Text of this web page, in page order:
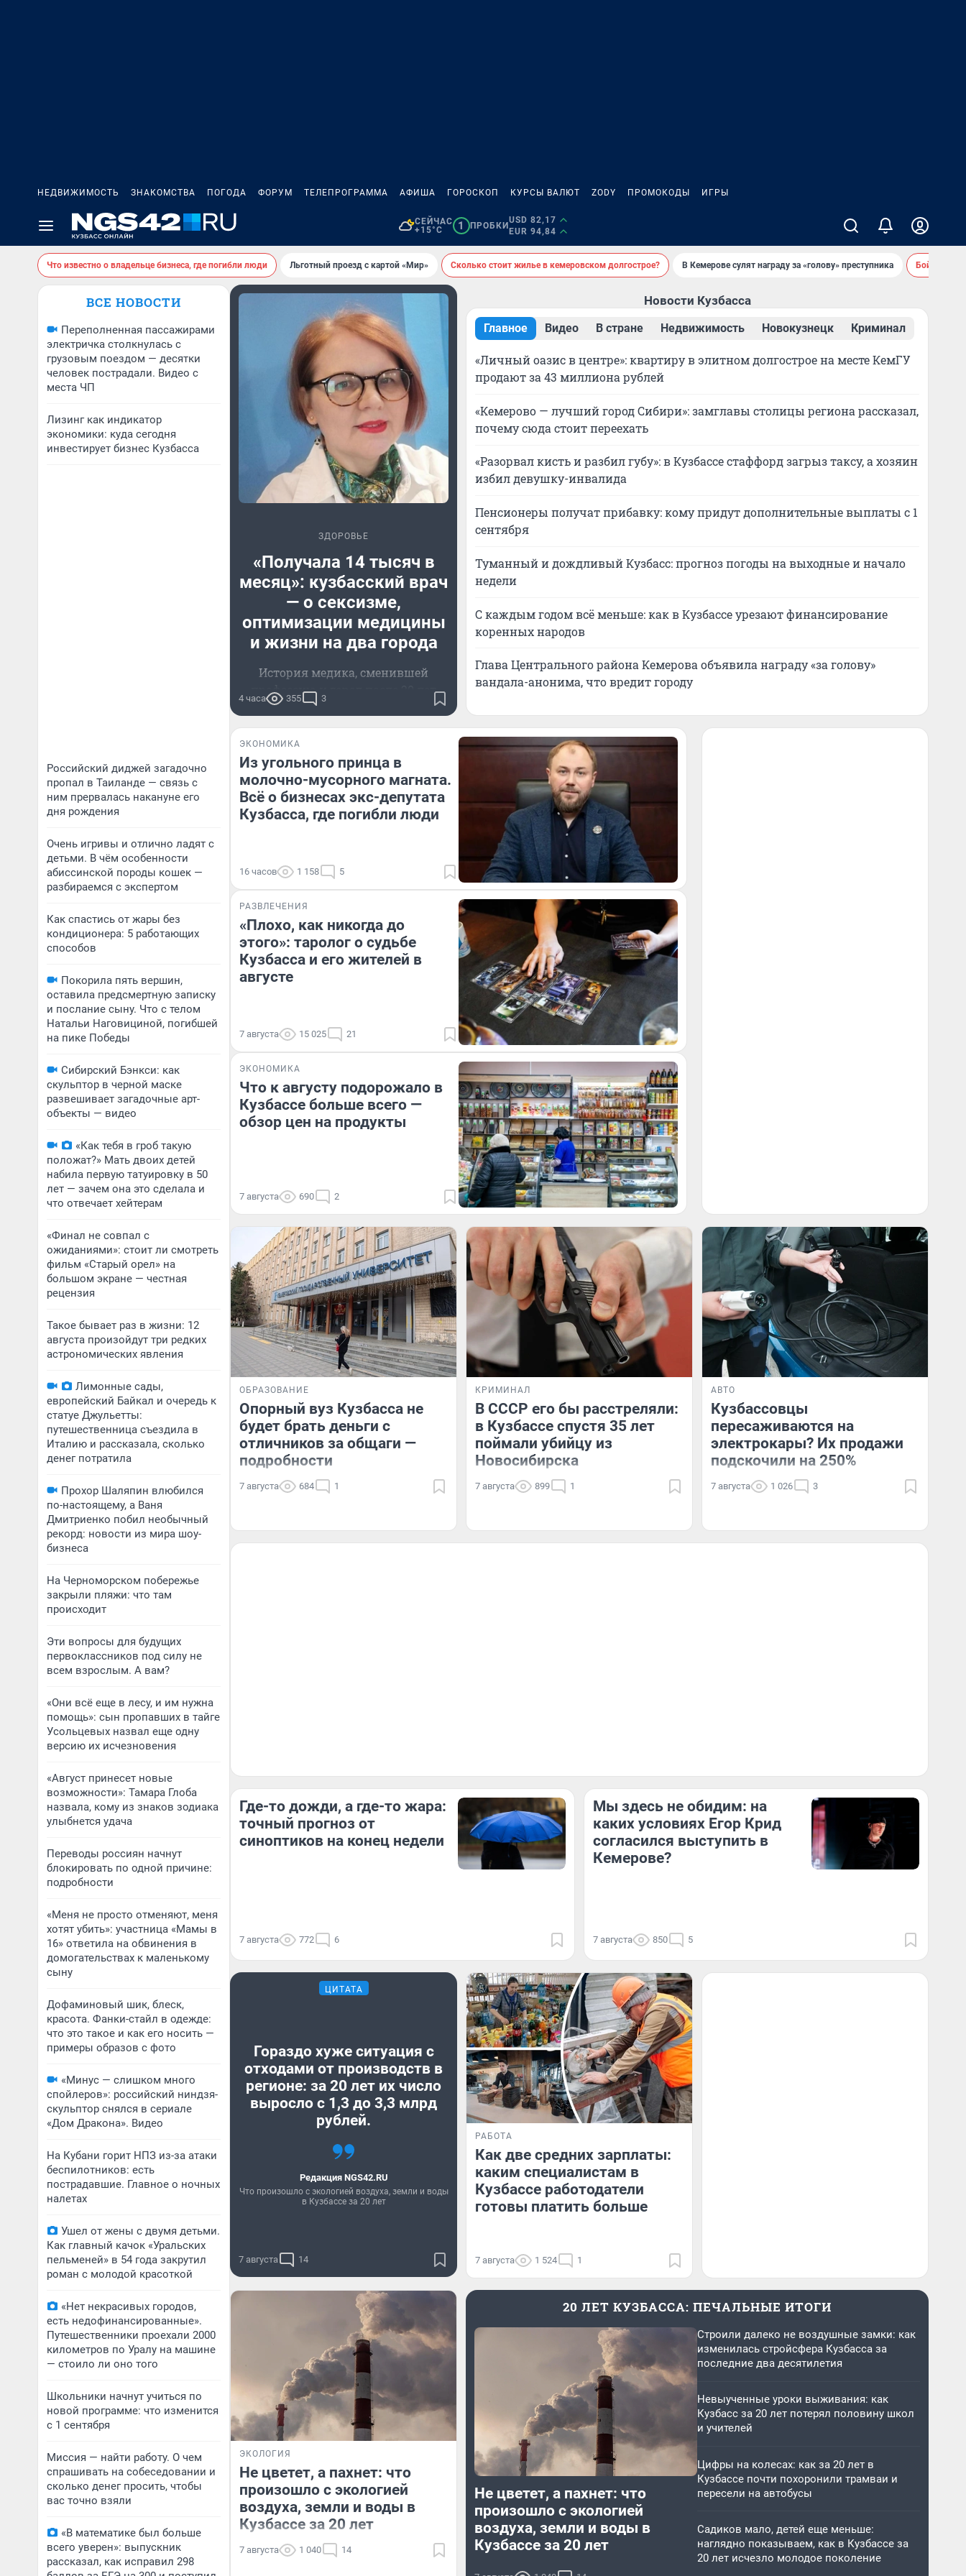
НЕДВИЖИМОСТЬ ЗНАКОМСТВА ПОГОДА ФОРУМ ТЕЛЕПРОГРАММА АФИША ГОРОСКОП КУРСЫ ВАЛЮТ ZODY ПРОМОКОДЫ ИГРЫ
СЕЙЧАС
+15°C
1 ПРОБКИ
USD 82,17
EUR 94,84
Что известно о владельце бизнеса, где погибли люди Льготный проезд с картой «Мир» Сколько стоит жилье в кемеровском долгострое? В Кемерове сулят награду за «голову» преступника
ВСЕ НОВОСТИ
Переполненная пассажирами
электричка столкнулась с
грузовым поездом — десятки
человек пострадали. Видео с
места ЧП
Лизинг как индикатор
экономики: куда сегодня
инвестирует бизнес Кузбасса
Российский диджей загадочно
пропал в Таиланде — связь с
ним прервалась накануне его
дня рождения
Очень игривы и отлично ладят с
детьми. В чём особенности
абиссинской породы кошек —
разбираемся с экспертом
Как спастись от жары без
кондиционера: 5 работающих
способов
Покорила пять вершин,
оставила предсмертную записку
и послание сыну. Что с телом
Натальи Наговициной, погибшей
на пике Победы
Сибирский Бэнкси: как
скульптор в черной маске
развешивает загадочные арт-
объекты — видео
«Как тебя в гроб такую
положат?» Мать двоих детей
набила первую татуировку в 50
лет — зачем она это сделала и
что отвечает хейтерам
«Финал не совпал с
ожиданиями»: стоит ли смотреть
фильм «Старый орел» на
большом экране — честная
рецензия
Такое бывает раз в жизни: 12
августа произойдут три редких
астрономических явления
Лимонные сады,
европейский Байкал и очередь к
статуе Джульетты:
путешественница съездила в
Италию и рассказала, сколько
денег потратила
Прохор Шаляпин влюбился
по-настоящему, а Ваня
Дмитриенко побил необычный
рекорд: новости из мира шоу-
бизнеса
На Черноморском побережье
закрыли пляжи: что там
происходит
Эти вопросы для будущих
первоклассников под силу не
всем взрослым. А вам?
«Они всё еще в лесу, и им нужна
помощь»: сын пропавших в тайге
Усольцевых назвал еще одну
версию их исчезновения
«Август принесет новые
возможности»: Тамара Глоба
назвала, кому из знаков зодиака
улыбнется удача
Переводы россиян начнут
блокировать по одной причине:
подробности
«Меня не просто отменяют, меня
хотят убить»: участница «Мамы в
16» ответила на обвинения в
домогательствах к маленькому
сыну
Дофаминовый шик, блеск,
красота. Фанки-стайл в одежде:
что это такое и как его носить —
примеры образов с фото
«Минус — слишком много
спойлеров»: российский ниндзя-
скульптор снялся в сериале
«Дом Дракона». Видео
На Кубани горит НПЗ из-за атаки
беспилотников: есть
пострадавшие. Главное о ночных
налетах
Ушел от жены с двумя детьми.
Как главный качок «Уральских
пельменей» в 54 года закрутил
роман с молодой красоткой
«Нет некрасивых городов,
есть недофинансированные».
Путешественники проехали 2000
километров по Уралу на машине
— стоило ли оно того
Школьники начнут учиться по
новой программе: что изменится
с 1 сентября
Миссия — найти работу. О чем
спрашивать на собеседовании и
сколько денег просить, чтобы
вас точно взяли
«В математике был больше
всего уверен»: выпускник
рассказал, как исправил 298
ЗДОРОВЬЕ
«Получала 14 тысяч в
месяц»: кузбасский врач
— о сексизме,
оптимизации медицины
и жизни на два города
История медика, сменившей
профессию и город после 20 лет
4 часа 355 3
Новости Кузбасса
Главное Видео В стране Недвижимость Новокузнецк Криминал
«Личный оазис в центре»: квартиру в элитном долгострое на месте КемГУ
продают за 43 миллиона рублей
«Кемерово — лучший город Сибири»: замглавы столицы региона рассказал,
почему сюда стоит переехать
«Разорвал кисть и разбил губу»: в Кузбассе стаффорд загрыз таксу, а хозяин
избил девушку-инвалида
Пенсионеры получат прибавку: кому придут дополнительные выплаты с 1
сентября
Туманный и дождливый Кузбасс: прогноз погоды на выходные и начало
недели
С каждым годом всё меньше: как в Кузбассе урезают финансирование
коренных народов
Глава Центрального района Кемерова объявила награду «за голову»
вандала-анонима, что вредит городу
ЭКОНОМИКА
Из угольного принца в
молочно-мусорного магната.
Всё о бизнесах экс-депутата
Кузбасса, где погибли люди
16 часов 1 158 5
РАЗВЛЕЧЕНИЯ
«Плохо, как никогда до
этого»: таролог о судьбе
Кузбасса и его жителей в
августе
7 августа 15 025 21
ЭКОНОМИКА
Что к августу подорожало в
Кузбассе больше всего —
обзор цен на продукты
7 августа 690 2
ОБРАЗОВАНИЕ
Опорный вуз Кузбасса не
будет брать деньги с
отличников за общаги —
подробности
7 августа 684 1
КРИМИНАЛ
В СССР его бы расстреляли:
в Кузбассе спустя 35 лет
поймали убийцу из
Новосибирска
7 августа 899 1
АВТО
Кузбассовцы
пересаживаются на
электрокары? Их продажи
подскочили на 250%
7 августа 1 026 3
Где-то дожди, а где-то жара:
точный прогноз от
синоптиков на конец недели
7 августа 772 6
Мы здесь не обидим: на
каких условиях Егор Крид
согласился выступить в
Кемерове?
7 августа 850 5
ЦИТАТА
Гораздо хуже ситуация с
отходами от производств в
регионе: за 20 лет их число
выросло с 1,3 до 3,3 млрд
рублей.
Редакция NGS42.RU
Что произошло с экологией воздуха, земли и воды
в Кузбассе за 20 лет
7 августа 14
РАБОТА
Как две средних зарплаты:
каким специалистам в
Кузбассе работодатели
готовы платить больше
7 августа 1 524 1
ЭКОЛОГИЯ
Не цветет, а пахнет: что
произошло с экологией
воздуха, земли и воды в
Кузбассе за 20 лет
7 августа 1 040 14
20 ЛЕТ КУЗБАССА: ПЕЧАЛЬНЫЕ ИТОГИ
Не цветет, а пахнет: что
произошло с экологией
воздуха, земли и воды в
Кузбассе за 20 лет
Строили далеко не воздушные замки: как
изменилась стройсфера Кузбасса за
последние два десятилетия
Невыученные уроки выживания: как
Кузбасс за 20 лет потерял половину школ
и учителей
Цифры на колесах: как за 20 лет в
Кузбассе почти похоронили трамваи и
пересели на автобусы
Садиков мало, детей еще меньше:
наглядно показываем, как в Кузбассе за
20 лет исчезло молодое поколение